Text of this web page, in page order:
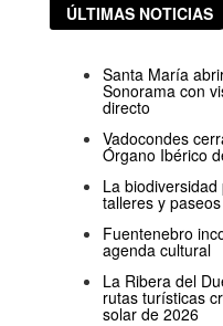
ÚLTIMAS NOTICIAS
Santa María
Sonorama con
directo
Vadocondes
Órgano Ibérico
La
talleres y
Fuentenebro
agenda cultural
La Ribera del
rutas turísticas
solar de 2026